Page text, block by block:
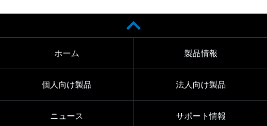
ホーム 製品情報
個人向け製品 法人向け製品
ニュース サポート情報